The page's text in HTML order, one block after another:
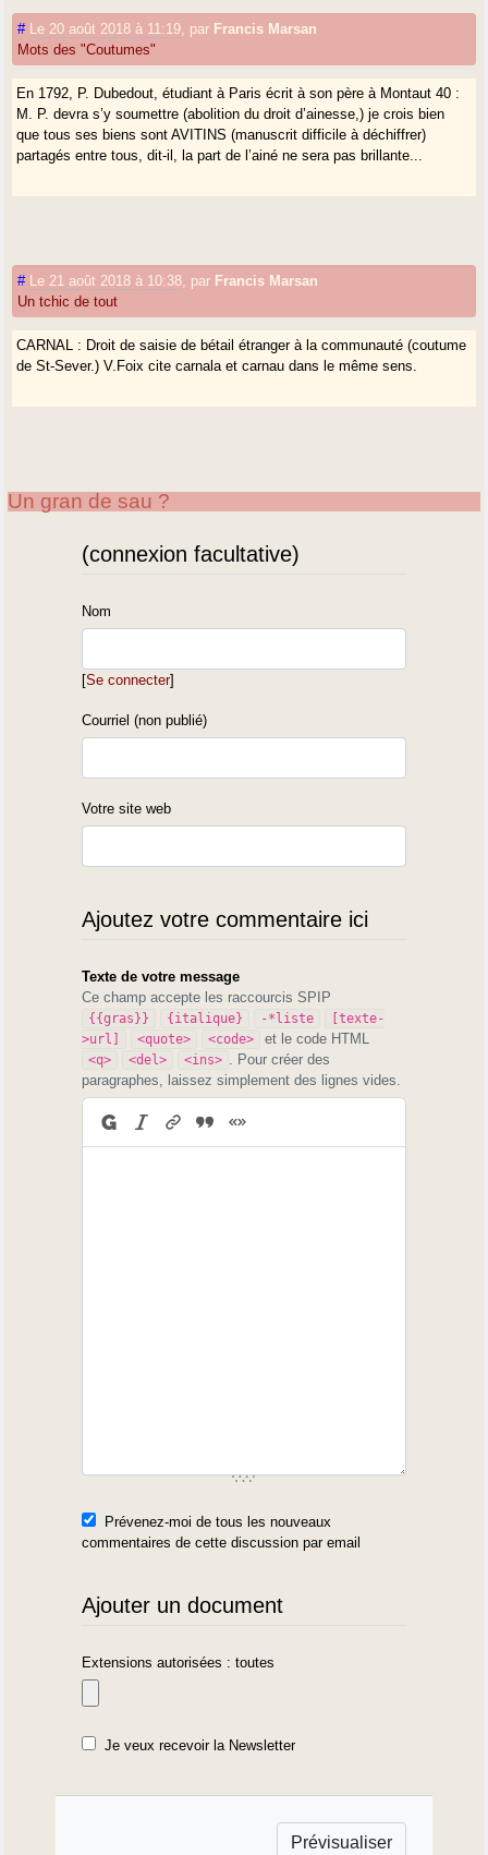
# Le 20 août 2018 à 11:19 par Francis Marsan
Mots des "Coutumes"
En 1792, P. Dubedout, étudiant à Paris écrit à son père à Montaut 40 :
M. P. devra s’y soumettre (abolition du droit d’ainesse,) je crois bien
que tous ses biens sont AVITINS (manuscrit difficile à déchiffrer)
partagés entre tous, dit-il, la part de l’ainé ne sera pas brillante...
# Le 21 août 2018 à 10:38 par Francis Marsan
Un tchic de tout
CARNAL : Droit de saisie de bétail étranger à la communauté (coutume
de St-Sever.) V.Foix cite carnala et carnau dans le même sens.
Un gran de sau ?
(connexion facultative)
Nom
[Se connecter]
Courriel (non publié)
Votre site web
Ajoutez votre commentaire ici
Texte de votre message
Ce champ accepte les raccourcis SPIP
{{gras}} {italique} -*liste
[texte-
>url]
<quote> <code> et le code HTML
<q> <del> <ins>
. Pour créer des
paragraphes, laissez simplement des lignes vides.
Prévenez-moi de tous les nouveaux
commentaires de cette discussion par email
Ajouter un document
Extensions autorisées : toutes
Je veux recevoir la Newsletter